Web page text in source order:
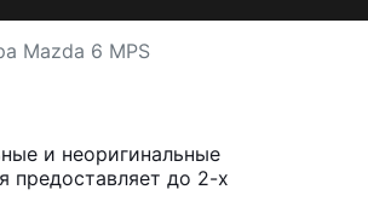
Mazda 6 MPS
и неоригинальные
предоставляет до 2-х